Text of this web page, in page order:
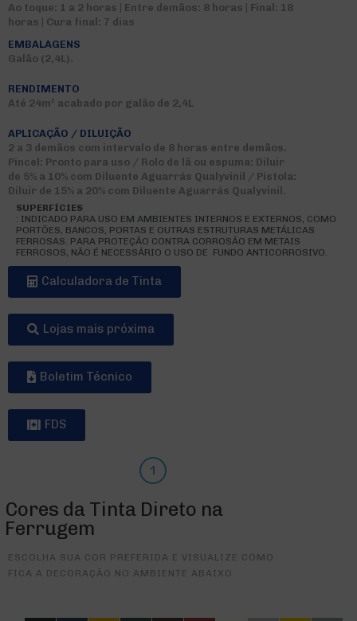
Ao toque: 1 a 2 horas | Entre demãos: 8 horas | Final: 18
horas | Cura final: 7 dias
EMBALAGENS
Galão (2,4L).
RENDIMENTO
Até 24m² acabado por galão de 2,4L
APLICAÇÃO / DILUIÇÃO
2 a 3 demãos com intervalo de 8 horas entre demãos.
Pincel: Pronto para uso / Rolo de lã ou espuma: Diluir
de 5% a 10% com Diluente Aguarrás Qualyvinil / Pistola:
Diluir de 15% a 20% com Diluente Aguarrás Qualyvinil.
SUPERFÍCIES
: INDICADO PARA USO EM AMBIENTES INTERNOS E EXTERNOS, COMO
PORTÕES, BANCOS, PORTAS E OUTRAS ESTRUTURAS METÁLICAS
FERROSAS. PARA PROTEÇÃO CONTRA CORROSÃO EM METAIS
FERROSOS, NÃO É NECESSÁRIO O USO DE FUNDO ANTICORROSIVO.
Calculadora de Tinta
Lojas mais próxima
Boletim Técnico
FDS
Cores da Tinta Direto na
Ferrugem
ESCOLHA SUA COR PREFERIDA E VISUALIZE COMO
FICA A DECORAÇÃO NO AMBIENTE ABAIXO